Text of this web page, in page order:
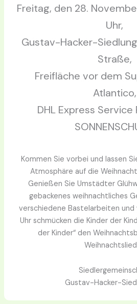
Freitag, den 28.
Uhr,
Gustav-Hacker-
Straße,
Freifläche vor dem
Atlantico,
DHL Express Service
Kommen Sie vorbei und lassen
Atmosphäre auf die
Genießen Sie Umstädter
gebackenes weihnachtliches
verschiedene Bastelarbeiten und
Uhr schmücken die Kinder der
der Kinder“ den
Gustav-Hacker-